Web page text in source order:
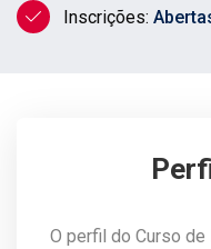
Inscrições:
O perfil do Curso de